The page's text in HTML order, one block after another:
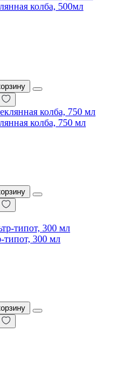
колба, 500мл
колба, 750 мл
типот, 300 мл